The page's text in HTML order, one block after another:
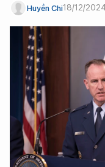
Huyền Chi18/12/